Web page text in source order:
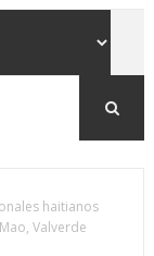
haitianos
Valverde